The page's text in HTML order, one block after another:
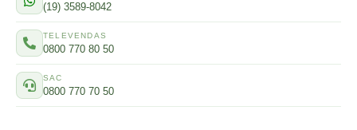
(19) 3589-8042
TELEVENDAS
0800 770 80 50
SAC
0800 770 70 50